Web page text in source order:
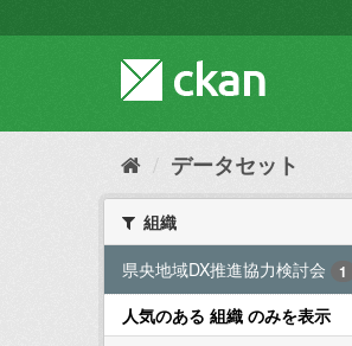
キ
て
データセット
組織
県央地域DX推進協力検討会
1
人気のある 組織 のみを表示